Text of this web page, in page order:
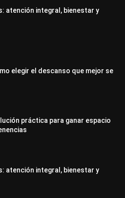
atención integral, bienestar y
elegir el descanso que mejor se
práctica para ganar espacio
atención integral, bienestar y